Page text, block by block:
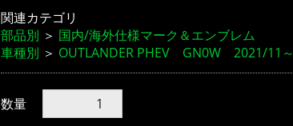
関連カテゴリ
部品別 ＞ 国内/海外仕様マーク＆エンブレム
車種別 ＞ OUTLANDER PHEV GN0W 2021/11～
数量